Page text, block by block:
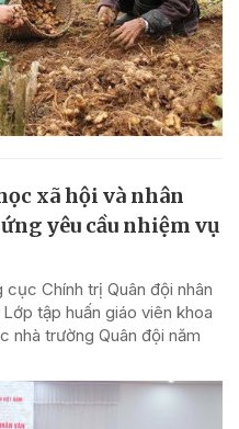
xã hội và nhân
yêu cầu nhiệm vụ
Chính trị Quân đội nhân
tập huấn giáo viên khoa
nhà trường Quân đội năm